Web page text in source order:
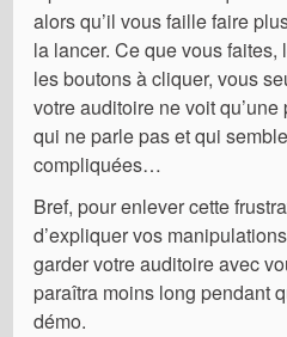
alors qu’il vous faille faire
la lancer. Ce que vous faites,
les boutons à cliquer, vous
votre auditoire ne voit
qui ne parle pas et qui
compliquées…
Bref, pour enlever cette
d’expliquer vos
garder votre auditoire avec
paraîtra moins long pendant
démo.